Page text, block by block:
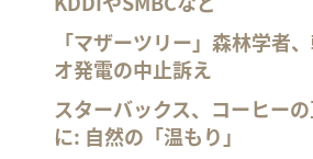
「マザーツリー」森林学者
オ発電の中止訴え
スターバックス、コーヒー
に: 自然の「温もり」